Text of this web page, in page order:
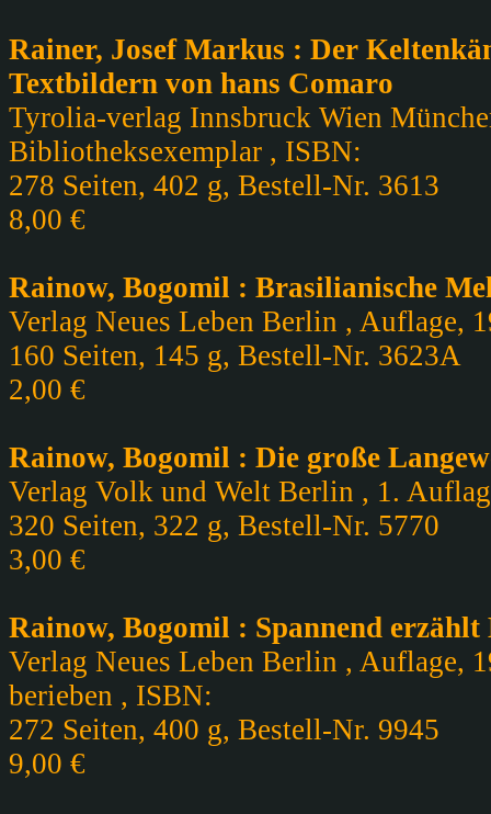
Rainer, Josef Markus : Der
Textbildern von hans Comaro
Tyrolia-verlag Innsbruck Wien
Bibliotheksexemplar , ISBN:
278 Seiten, 402 g, Bestell-Nr. 3613
8,00 €
Rainow, Bogomil : Brasilianische
Verlag Neues Leben Berlin , Auflage,
160 Seiten, 145 g, Bestell-Nr. 3623A
2,00 €
Rainow, Bogomil : Die große
Verlag Volk und Welt Berlin , 1.
320 Seiten, 322 g, Bestell-Nr. 5770
3,00 €
Rainow, Bogomil : Spannend
Verlag Neues Leben Berlin , Auflage,
berieben , ISBN:
272 Seiten, 400 g, Bestell-Nr. 9945
9,00 €